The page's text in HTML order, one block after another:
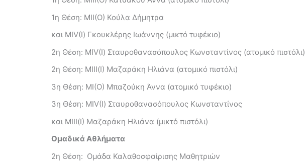
1η Θέση: ΜΙΙ(Ο) Κούλα Δήμητρα
και ΜΙV(Ι) Γκουκλέρης Ιωάννης (μικτό τυφέκιο)
2η Θέση: ΜΙV(Ι) Σταυροθανασόπουλος Κωνσταντίνος (ατομικό πιστόλι)
2η Θέση: ΜΙΙΙ(Ι) Μαζαράκη Ηλιάνα (ατομικό πιστόλι)
3η Θέση: ΜΙ(Ο) Μπαζούκη Άννα (ατομικό τυφέκιο)
3η Θέση: ΜΙV(Ι) Σταυροθανασόπουλος Κωνσταντίνος
και ΜΙΙΙ(Ι) Μαζαράκη Ηλιάνα (μικτό πιστόλι)
Ομαδικά Αθλήματα
2η Θέση: Ομάδα Καλαθοσφαίρισης Μαθητριών